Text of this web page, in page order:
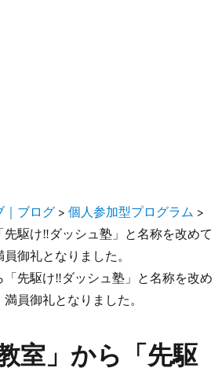
｜ブログ > 個人参加型プログラム >
先駆け‼︎ダッシュ塾」と名称を改めて
御礼となりました。
室」から「先駆